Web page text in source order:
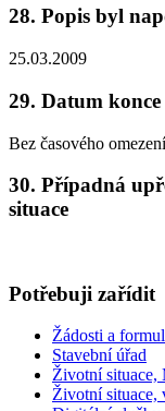
28. Popis byl
25.03.2009
29. Datum
Bez časového
30. Případná
situace
Potřebuji zařídit
Žádosti a
Stavební úřad
Životní situace,
Životní situace,